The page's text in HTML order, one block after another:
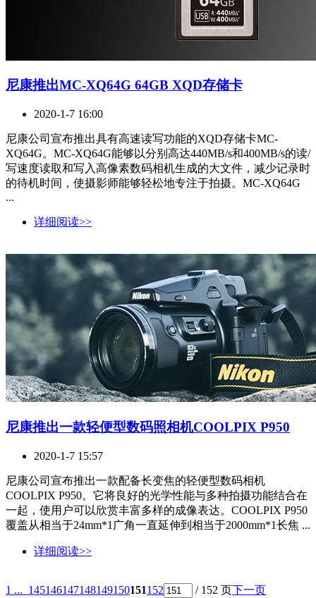
尼康推出MC-XQ64G 64GB XQD存储卡
2020-1-7 16:00
尼康公司宣布推出具有高速读写功能的XQD存储卡MC-
XQ64G。MC-XQ64G能够以分别高达440MB/s和400MB/s的读/
写速度读取和写入高像素数码相机生成的大文件，减少记录时
的待机时间，使摄影师能够轻松地专注于拍摄。MC-XQ64G
...
详细阅读>>
尼康推出一款轻便型数码照相机COOLPIX P950
2020-1-7 15:57
尼康公司宣布推出一款配备长变焦的轻便型数码相机
COOLPIX P950。它将良好的光学性能与多种拍摄功能结合在
一起，使用户可以欣赏丰富多样的成像表达。COOLPIX P950
覆盖从相当于24mm*1广角一直延伸到相当于2000mm*1长焦 ...
详细阅读>>
1 ... 145146147148149150151152 / 152 页下一页